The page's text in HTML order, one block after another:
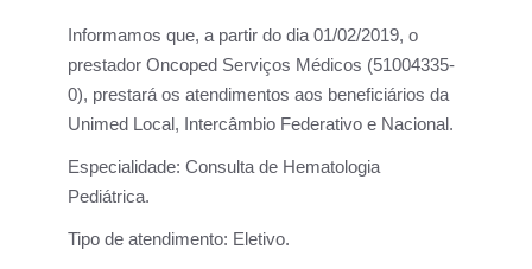
Informamos que, a partir do dia 01/02/2019, o
prestador Oncoped Serviços Médicos (51004335-
0), prestará os atendimentos aos beneficiários da
Unimed Local, Intercâmbio Federativo e Nacional.
Especialidade: Consulta de Hematologia
Pediátrica.
Tipo de atendimento: Eletivo.